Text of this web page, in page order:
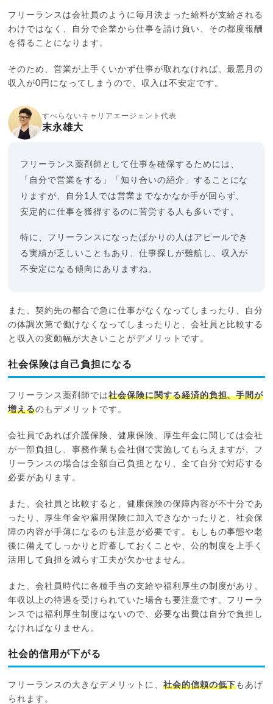
フリーランスは会社員のように毎月決まった給料が支給される
わけではなく、自分で企業から仕事を請け負い、その都度報酬
を得ることになります。
そのため、営業が上手くいかず仕事が取れなければ、最悪月の
収入が0円になってしまうので、収入は不安定です。
すべらないキャリアエージェント代表
末永雄大
フリーランス薬剤師として仕事を確保するためには、
「自分で営業をする」「知り合いの紹介」することにな
りますが、自分1人では営業までなかなか手が回らず、
安定的に仕事を獲得するのに苦労する人も多いです。
特に、フリーランスになったばかりの人はアピールでき
る実績が乏しいこともあり、仕事探しが難航し、収入が
不安定になる傾向にありますね。
また、契約先の都合で急に仕事がなくなってしまったり、自分
の体調次第で働けなくなってしまったりと、会社員と比較する
と収入の変動幅が大きいことがデメリットです。
社会保険は自己負担になる
フリーランス薬剤師では社会保険に関する経済的負担、手間が
増えるのもデメリットです。
会社員であれば介護保険、健康保険、厚生年金に関しては会社
が一部負担し、事務作業も会社側で実施してもらえますが、フ
リーランスの場合は全額自己負担となり、全て自分で対応する
必要があります。
また、会社員と比較すると、健康保険の保障内容が不十分であ
ったり、厚生年金や雇用保険に加入できなかったりと、社会保
障の内容が手薄になるのも注意が必要です。もしもの事態や老
後に備えてしっかりと貯蓄しておくことや、公的制度を上手く
活用して負担を減らす工夫が欠かせません。
また、会社員時代に各種手当の支給や福利厚生の制度があり、
年収以上の待遇を受けられていた場合も要注意です。フリーラ
ンスでは福利厚生制度はないので、必要な出費は自分で負担し
なければなりません。
社会的信用が下がる
フリーランスの大きなデメリットに、 社会的信頼の低下もあげ
られます。